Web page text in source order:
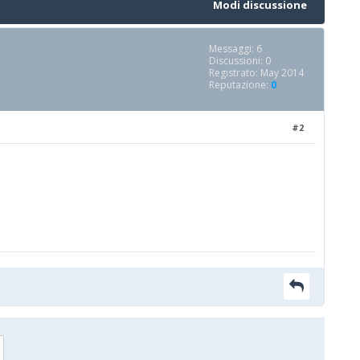
Modi discussione
Messaggi: 6
Discussioni: 0
Registrato: May 2014
Reputazione: 0
#2